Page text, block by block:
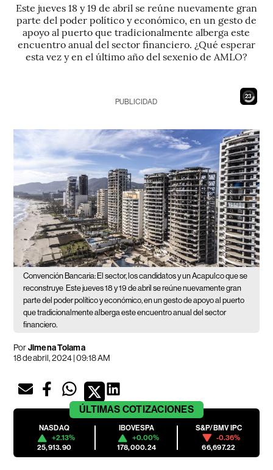
Este jueves 18 y 19 de abril se reúne nuevamente gran
parte del poder político y económico, en un gesto de
apoyo al puerto que tradicionalmente alberga este
encuentro anual del sector financiero. ¿Qué esperar
esta vez y en el último año del sexenio de AMLO?
22
PUBLICIDAD
Convención Bancaria: El sector, los candidatos y un Acapulco que se
reconstruye Este jueves 18 y 19 de abril se reúne nuevamente gran
parte del poder político y económico, en un gesto de apoyo al puerto
que tradicionalmente alberga este encuentro anual del sector
financiero.
PorJimena Tolama
18 de abril, 2024 | 09:18 AM
ÚLTIMAS COTIZACIONES
NASDAQ
+2.13%
25,913.90
IBOVESPA
+0.00%
178,000.24
S&P/BMV IPC
-0.36%
66,697.22